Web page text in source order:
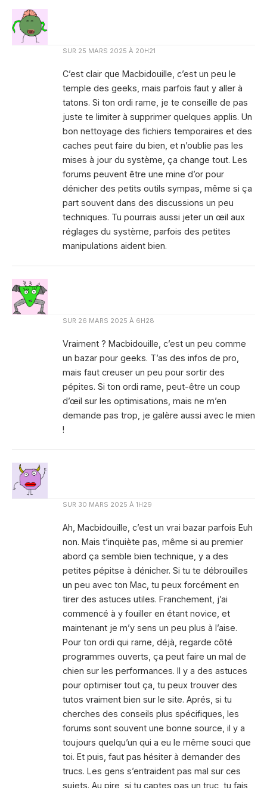
SUR 25 MARS 2025 À 20H21
C’est clair que Macbidouille, c’est un peu le
temple des geeks, mais parfois faut y aller à
tatons. Si ton ordi rame, je te conseille de pas
juste te limiter à supprimer quelques applis. Un
bon nettoyage des fichiers temporaires et des
caches peut faire du bien, et n’oublie pas les
mises à jour du système, ça change tout. Les
forums peuvent être une mine d’or pour
dénicher des petits outils sympas, même si ça
part souvent dans des discussions un peu
techniques. Tu pourrais aussi jeter un œil aux
réglages du système, parfois des petites
manipulations aident bien.
SUR 26 MARS 2025 À 6H28
Vraiment ? Macbidouille, c’est un peu comme
un bazar pour geeks. T’as des infos de pro,
mais faut creuser un peu pour sortir des
pépites. Si ton ordi rame, peut-être un coup
d’œil sur les optimisations, mais ne m’en
demande pas trop, je galère aussi avec le mien
!
SUR 30 MARS 2025 À 1H29
Ah, Macbidouille, c’est un vrai bazar parfois Euh
non. Mais t’inquiète pas, même si au premier
abord ça semble bien technique, y a des
petites pépitse à dénicher. Si tu te débrouilles
un peu avec ton Mac, tu peux forcément en
tirer des astuces utiles. Franchement, j’ai
commencé à y fouiller en étant novice, et
maintenant je m’y sens un peu plus à l’aise.
Pour ton ordi qui rame, déjà, regarde côté
programmes ouverts, ça peut faire un mal de
chien sur les performances. Il y a des astuces
pour optimiser tout ça, tu peux trouver des
tutos vraiment bien sur le site. Aprés, si tu
cherches des conseils plus spécifiques, les
forums sont souvent une bonne source, il y a
toujours quelqu’un qui a eu le même souci que
toi. Et puis, faut pas hésiter à demander des
trucs. Les gens s’entraident pas mal sur ces
sujets. Au pire, si tu captes pas un truc, tu fais